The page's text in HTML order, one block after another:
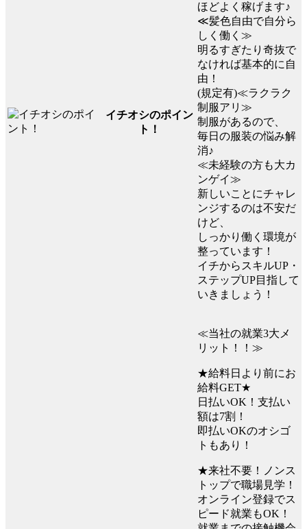
イチオシのポイン
ト！
ほどよく稼げます♪
≪髪色自由で自分ら
しく働く≫
明るすぎたり奇抜で
なければ基本的に自
由！
(規定有)≪ラクラク
制服アリ≫
制服があるので、
毎日の服装の悩み解
消♪
≪未経験の方も大カ
ンゲイ≫
新しいことにチャレ
ンジするのは不安だ
けど、
しっかり働く環境が
整っています！
イチからスキルUP・
ステップUP目指して
いきましょう！
≪当社の就業3大メ
リット！！≫
★給料日より前にお
給料GET★
日払いOK！支払い
額は7割！
即払いOKのオシゴ
トもあり！
★来社不要！ノンス
トップで職場見学！
オンライン登録でス
ピード就業もOK！